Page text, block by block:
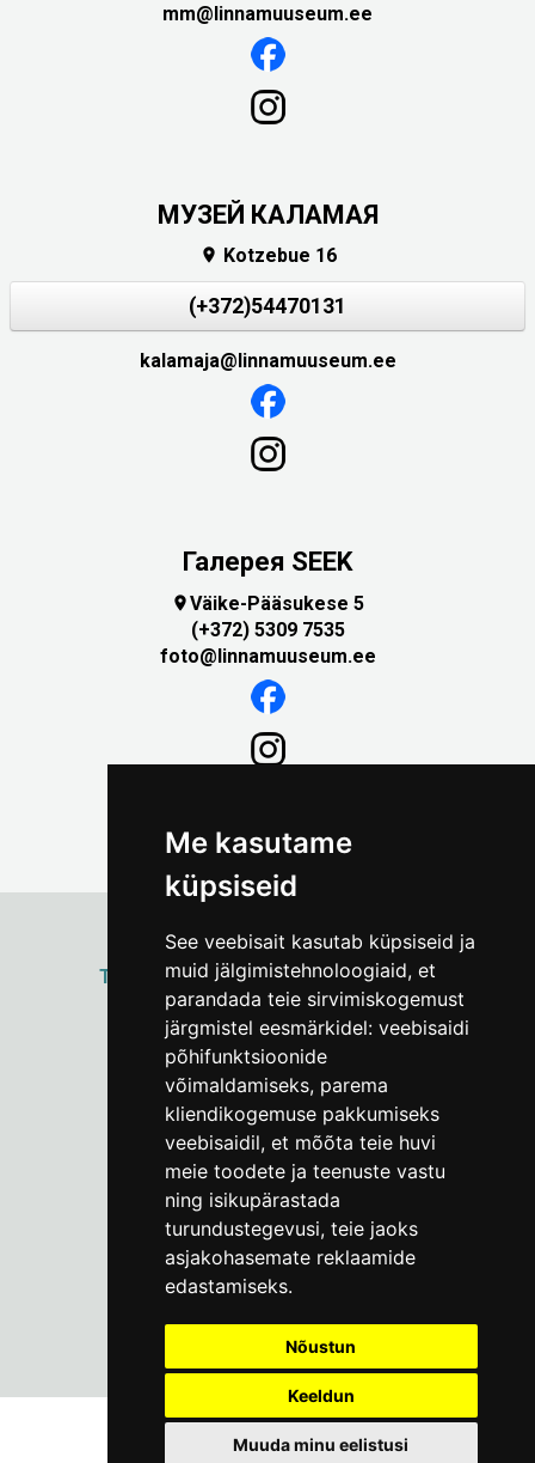
Me kasutame
küpsiseid
See veebisait kasutab küpsiseid ja
muid jälgimistehnoloogiaid, et
parandada teie sirvimiskogemust
järgmistel eesmärkidel: veebisaidi
põhifunktsioonide
võimaldamiseks, parema
kliendikogemuse pakkumiseks
veebisaidil, et mõõta teie huvi
meie toodete ja teenuste vastu
ning isikupärastada
turundustegevusi, teie jaoks
asjakohasemate reklaamide
edastamiseks.
Nõustun
Keeldun
Muuda minu eelistusi
mm@linnamuuseum.ee
МУЗЕЙ КАЛАМАЯ
 Kotzebue 16
(+372)54470131
kalamaja@linnamuuseum.ee
Галерея SEEK
Väike-Pääsukese 5
(+372) 5309 7535
foto@linnamuuseum.ee
ТАЛЛИННСКИЙГОРОДСКОЙ МУЗЕЙ
Vene 17
Пн–Пт 9–17:(+372) 610 4178
info@linnamuuseum.ee